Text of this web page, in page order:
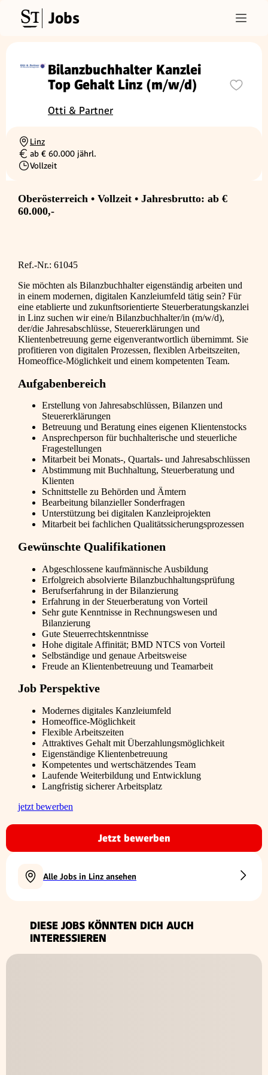
Jobs
Bilanzbuchhalter Kanzlei
Top Gehalt Linz (m/w/d)
Otti & Partner
Ortschaft
Linz
Gehalt
ab € 60.000 jährl.
Beschäftigungsart
Vollzeit
Oberösterreich • Vollzeit • Jahresbrutto: ab €
60.000,-
Ref.-Nr.: 61045
Sie möchten als Bilanzbuchhalter eigenständig arbeiten und
in einem modernen, digitalen Kanzleiumfeld tätig sein? Für
eine etablierte und zukunftsorientierte Steuerberatungskanzlei
in Linz suchen wir eine/n Bilanzbuchhalter/in (m/w/d),
der/die Jahresabschlüsse, Steuererklärungen und
Klientenbetreuung gerne eigenverantwortlich übernimmt. Sie
profitieren von digitalen Prozessen, flexiblen Arbeitszeiten,
Homeoffice-Möglichkeit und einem kompetenten Team.
Aufgabenbereich
Erstellung von Jahresabschlüssen, Bilanzen und
Steuererklärungen
Betreuung und Beratung eines eigenen Klientenstocks
Ansprechperson für buchhalterische und steuerliche
Fragestellungen
Mitarbeit bei Monats-, Quartals- und Jahresabschlüssen
Abstimmung mit Buchhaltung, Steuerberatung und
Klienten
Schnittstelle zu Behörden und Ämtern
Bearbeitung bilanzieller Sonderfragen
Unterstützung bei digitalen Kanzleiprojekten
Mitarbeit bei fachlichen Qualitätssicherungsprozessen
Gewünschte Qualifikationen
Abgeschlossene kaufmännische Ausbildung
Erfolgreich absolvierte Bilanzbuchhaltungsprüfung
Berufserfahrung in der Bilanzierung
Erfahrung in der Steuerberatung von Vorteil
Sehr gute Kenntnisse in Rechnungswesen und
Bilanzierung
Gute Steuerrechtskenntnisse
Hohe digitale Affinität; BMD NTCS von Vorteil
Selbständige und genaue Arbeitsweise
Freude an Klientenbetreuung und Teamarbeit
Job Perspektive
Modernes digitales Kanzleiumfeld
Homeoffice-Möglichkeit
Flexible Arbeitszeiten
Attraktives Gehalt mit Überzahlungsmöglichkeit
Eigenständige Klientenbetreuung
Kompetentes und wertschätzendes Team
Laufende Weiterbildung und Entwicklung
Langfristig sicherer Arbeitsplatz
jetzt bewerben
Jetzt bewerben
Alle Jobs in Linz ansehen
DIESE JOBS KÖNNTEN DICH AUCH
INTERESSIEREN